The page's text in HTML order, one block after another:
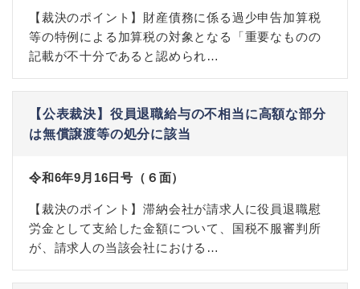
【裁決のポイント】財産債務に係る過少申告加算税
等の特例による加算税の対象となる「重要なものの
記載が不十分であると認められ…
【公表裁決】役員退職給与の不相当に高額な部分
は無償譲渡等の処分に該当
令和6年9月16日号（６面）
【裁決のポイント】滞納会社が請求人に役員退職慰
労金として支給した金額について、国税不服審判所
が、請求人の当該会社における…